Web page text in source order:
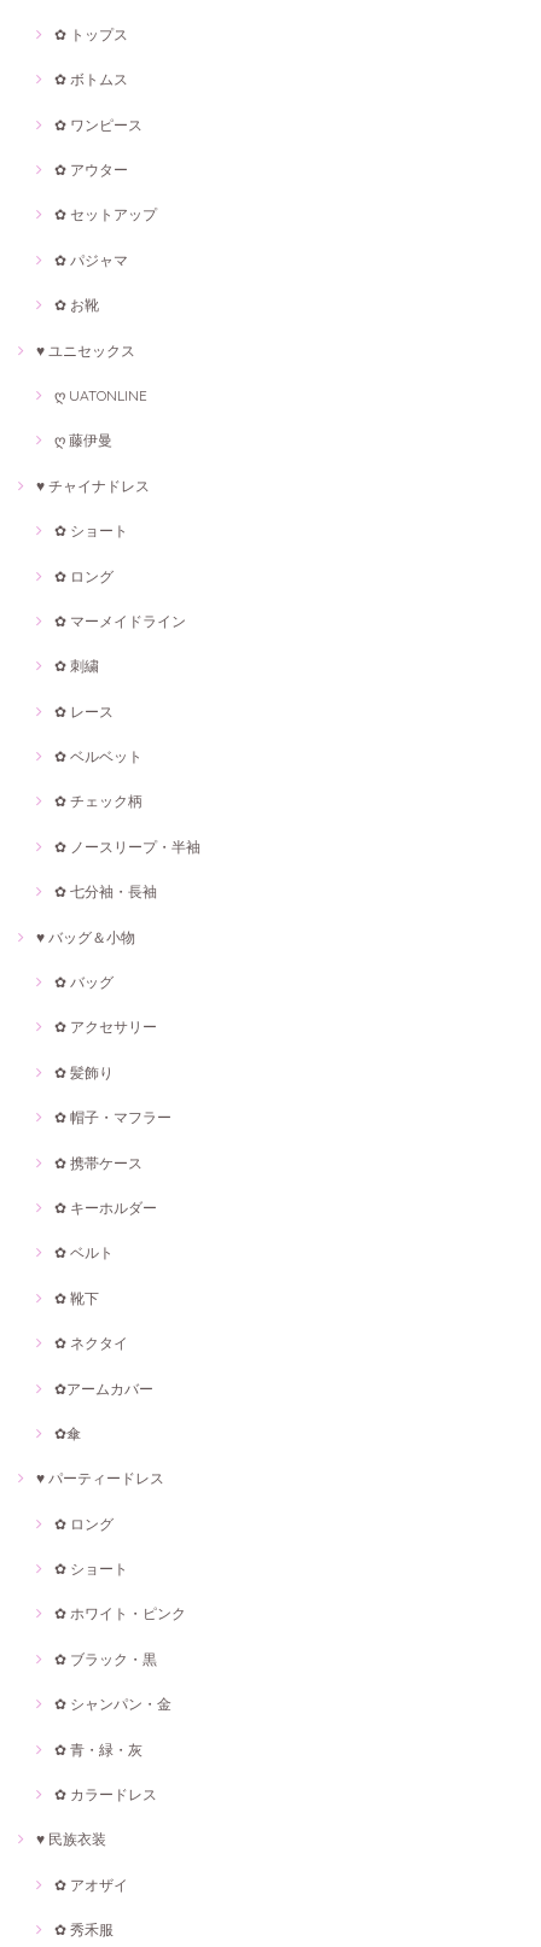
✿ トップス
✿ ボトムス
✿ ワンピース
✿ アウター
✿ セットアップ
✿ パジャマ
✿ お靴
♥ ユニセックス
ღ UATONLINE
ღ 藤伊曼
♥ チャイナドレス
✿ ショート
✿ ロング
✿ マーメイドライン
✿ 刺繍
✿ レース
✿ ベルベット
✿ チェック柄
✿ ノースリープ・半袖
✿ 七分袖・長袖
♥ バッグ＆小物
✿ バッグ
✿ アクセサリー
✿ 髪飾り
✿ 帽子・マフラー
✿ 携帯ケース
✿ キーホルダー
✿ ベルト
✿ 靴下
✿ ネクタイ
✿アームカバー
✿傘
♥ パーティードレス
✿ ロング
✿ ショート
✿ ホワイト・ピンク
✿ ブラック・黒
✿ シャンパン・金
✿ 青・緑・灰
✿ カラードレス
♥ 民族衣装
✿ アオザイ
✿ 秀禾服